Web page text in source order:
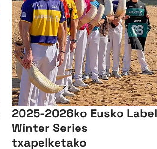
2025-2026ko Eusko Label
Winter Series
txapelketako